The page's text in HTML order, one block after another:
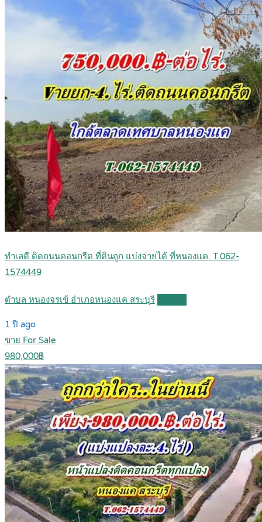
ทำเลดี ติดถนนคอนกรีต ที่ดินถูก แบ่งจ่ายได้ ที่หนองแค. T.062-
1574449
ตำบล หนองจรเข้ อำเภอหนองแค สระบุรี
1 ปี ago
ขาย For Sale
980,000฿